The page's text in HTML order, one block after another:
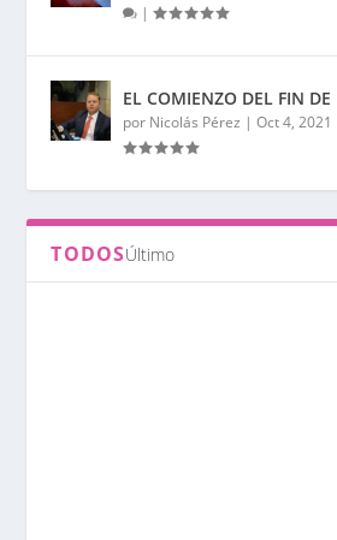
|
EL COMIENZO DEL FIN DE
por Nicolás Pérez |Oct 4, 2021
TODOSÚltimo